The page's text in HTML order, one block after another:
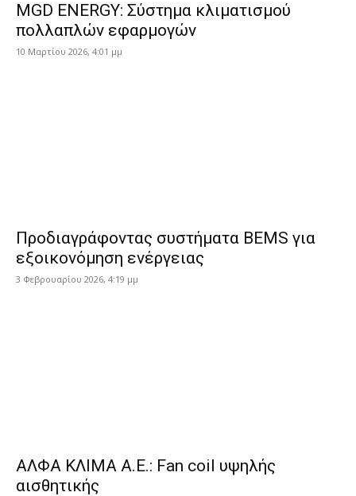
MGD ENERGY: Σύστημα κλιματισμού
πολλαπλών εφαρμογών
10 Μαρτίου 2026, 4:01 μμ
Προδιαγράφοντας συστήματα ΒEMS για
εξοικονόμηση ενέργειας
3 Φεβρουαρίου 2026, 4:19 μμ
ΑΛΦΑ ΚΛΙΜΑ Α.Ε.: Fan coil υψηλής
αισθητικής